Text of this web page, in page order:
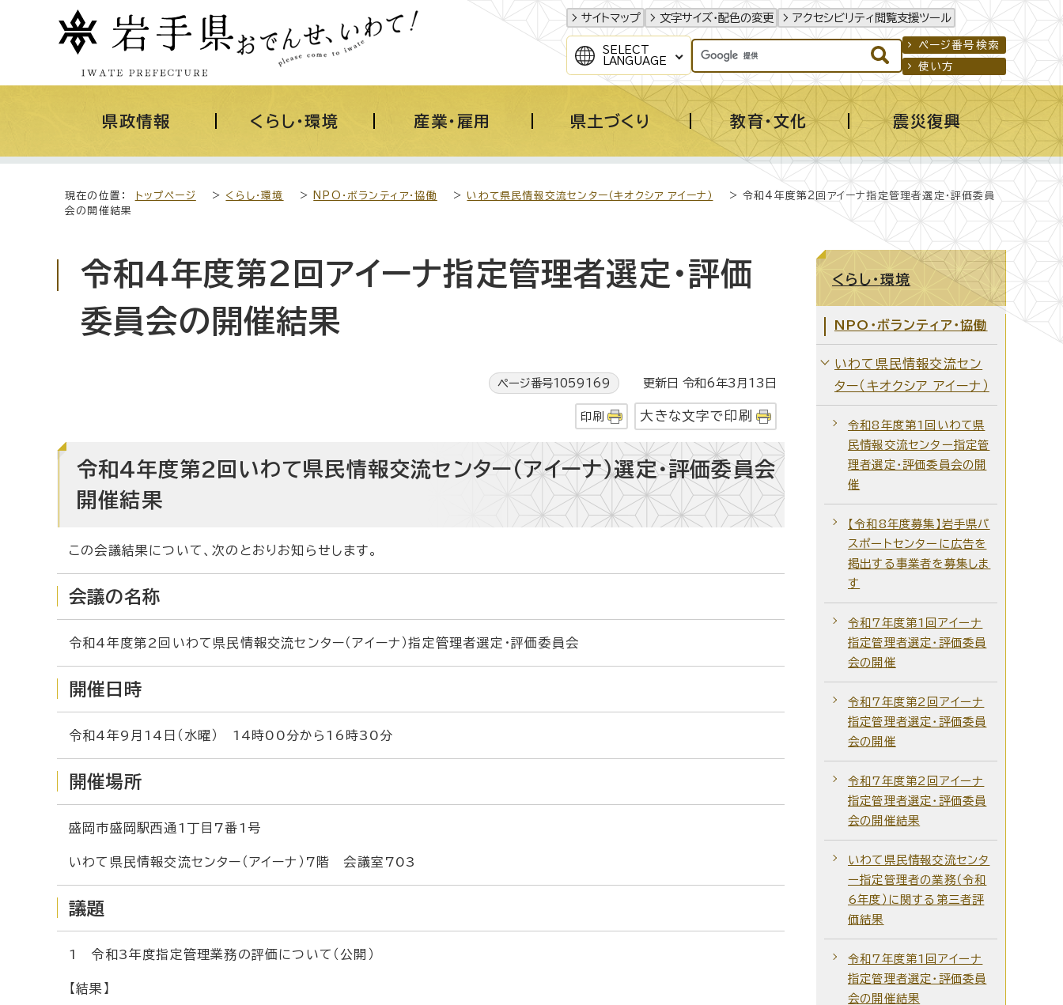
サイトマップ 文字サイズ・配色の変更 アクセシビリティ閲覧支援ツール
SELECT
LANGUAGE
ページ番号検索
使い方
県政情報 くらし・環境 産業・雇用 県土づくり 教育・文化 震災復興
現在の位置： トップページ > くらし・環境 > NPO・ボランティア・協働 > いわて県民情報交流センター（キオクシア アイーナ）
> 令和4年度第2回アイーナ指定管理者選定・評価委員
会の開催結果
令和4年度第2回アイーナ指定管理者選定・評価
委員会の開催結果
ページ番号1059169 更新日 令和6年3月13日
印刷 大きな文字で印刷
令和4年度第2回いわて県民情報交流センター（アイーナ）選定・評価委員会
開催結果
この会議結果について、次のとおりお知らせします。
会議の名称
令和4年度第2回いわて県民情報交流センター（アイーナ）指定管理者選定・評価委員会
開催日時
令和4年9月14日（水曜） 14時00分から16時30分
開催場所
盛岡市盛岡駅西通1丁目7番1号
いわて県民情報交流センター（アイーナ）7階 会議室703
議題
1 令和3年度指定管理業務の評価について（公開）
【結果】
くらし・環境
NPO・ボランティア・協働
いわて県民情報交流セン
ター（キオクシア アイーナ）
令和8年度第1回いわて県
民情報交流センター指定管
理者選定・評価委員会の開
催
【令和8年度募集】岩手県パ
スポートセンターに広告を
掲出する事業者を募集しま
す
令和7年度第1回アイーナ
指定管理者選定・評価委員
会の開催
令和7年度第2回アイーナ
指定管理者選定・評価委員
会の開催
令和7年度第2回アイーナ
指定管理者選定・評価委員
会の開催結果
いわて県民情報交流センタ
ー指定管理者の業務（令和
6年度）に関する第三者評
価結果
令和7年度第1回アイーナ
指定管理者選定・評価委員
会の開催結果